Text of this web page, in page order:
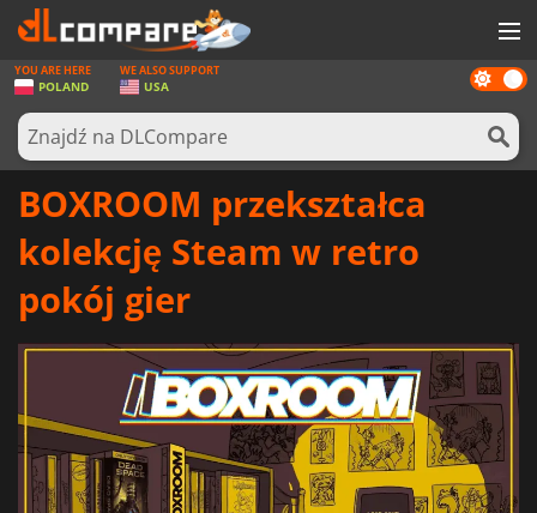
GRY
KARTY DO GIER
OPROGRAMOWANIE
SPRZĘT KOMPUTEROWY
AKTUALNOŚCI
ZALOGUJ SIĘ LUB ZAREJESTRUJ
Dark
mode
YOU ARE HERE
POLAND
WE ALSO SUPPORT
USA
BOXROOM przekształca
kolekcję Steam w retro
pokój gier